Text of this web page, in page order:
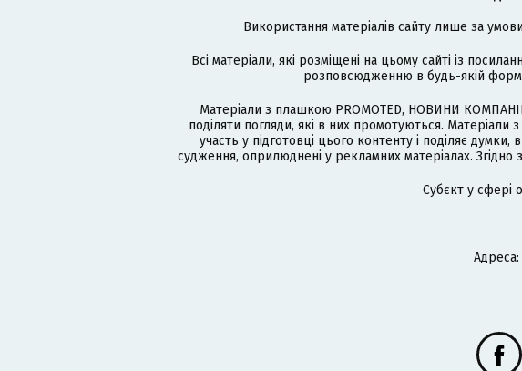
Використання матеріалів сайту лише за
Всі матеріали, які розміщені на цьому сайті із
розповсюдженню в будь-якій
Матеріали з плашкою PROMOTED, НОВИНИ
поділяти погляди, які в них промотуються.
участь у підготовці цього контенту і поділяє думки,
судження, оприлюднені у рекламних матеріалах. Згідно
Cубєкт у сфері